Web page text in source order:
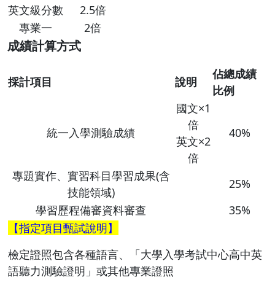
英文級分數
2.5倍
專業一
2倍
成績計算方式
採計項目 說明
佔總成績
比例
統一入學測驗成績
國文×1
倍
英文×2
倍
40%
專題實作、實習科目學習成果(含
技能領域)
25%
學習歷程備審資料審查
35%
【指定項目甄試說明】
檢定證照包含各種語言、「大學入學考試中心高中英
語聽力測驗證明」或其他專業證照